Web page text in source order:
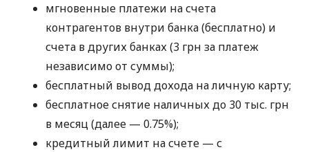
мгновенные платежи на счета
контрагентов внутри банка (бесплатно) и
счета в других банках (3 грн за платеж
независимо от суммы);
бесплатный вывод дохода на личную карту;
бесплатное снятие наличных до 30 тыс. грн
в месяц (далее — 0.75%);
кредитный лимит на счете — с